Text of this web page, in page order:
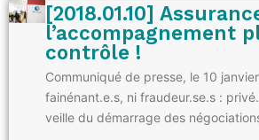
[2018.01.10]
l’accompagnement
contrôle !
Communiqué de presse, le 10
fainénant.e.s, ni fraudeur.se.s :
veille du démarrage des